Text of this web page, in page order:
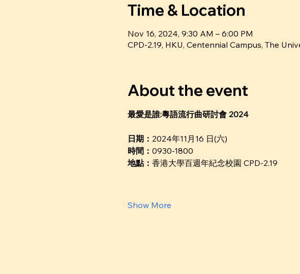
Time & Location
Nov 16, 2024, 9:30 AM – 6:00 PM
CPD-2.19, HKU, Centennial Campus, The
About the event
最愛是誰:粵語流行曲研討會 2024
日期： 2024年11月16 日(六)
時間： 0930-1800
地點： 香港大學百週年紀念校園 CPD-2.19
Show More